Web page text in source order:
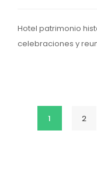
Hotel patrimonio
celebraciones y
Paginación
Página
1 2